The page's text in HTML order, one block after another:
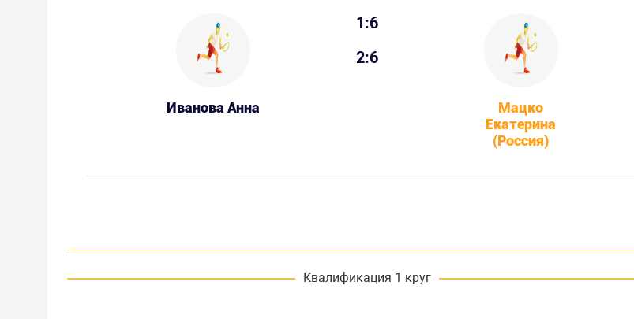
Иванова Анна
1:6
2:6
Мацко
Екатерина
(Россия)
Квалификация 1 круг